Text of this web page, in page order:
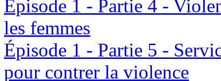
Épisode 1 - Partie 4 -
les femmes
Épisode 1 - Partie 5 -
pour contrer la violence